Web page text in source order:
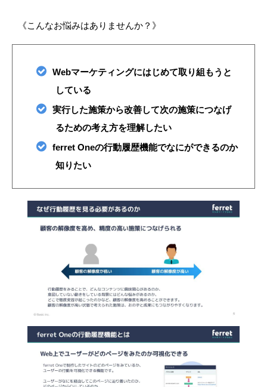
《こんなお悩みはありませんか？》
Webマーケティングにはじめて取り組もうと
している
実行した施策から改善して次の施策につなげ
るための考え方を理解したい
ferret Oneの行動履歴機能でなにができるのか
知りたい